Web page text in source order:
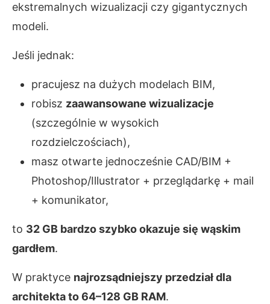
ekstremalnych wizualizacji czy gigantycznych
modeli.
Jeśli jednak:
pracujesz na dużych modelach BIM,
robisz zaawansowane wizualizacje
(szczególnie w wysokich
rozdzielczościach),
masz otwarte jednocześnie CAD/BIM +
Photoshop/Illustrator + przeglądarkę + mail
+ komunikator,
to 32 GB bardzo szybko okazuje się wąskim
gardłem.
W praktyce najrozsądniejszy przedział dla
architekta to 64–128 GB RAM.